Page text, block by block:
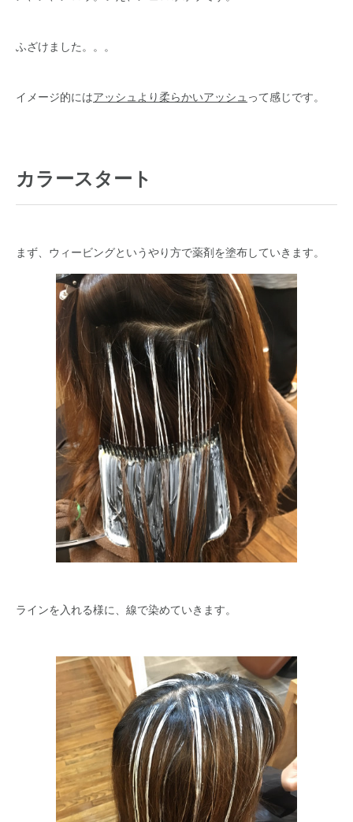
ふざけました。。。
イメージ的にはアッシュより柔らかいアッシュ って感じです。
カラースタート
まず、ウィービングというやり方で薬剤を塗布していきます。
ラインを入れる様に、線で染めていきます。